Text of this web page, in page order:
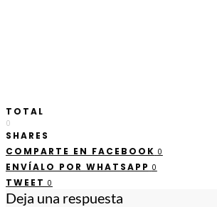
TOTAL
0
SHARES
COMPARTE EN FACEBOOK 0
ENVÍALO POR WHATSAPP 0
TWEET 0
Deja una respuesta